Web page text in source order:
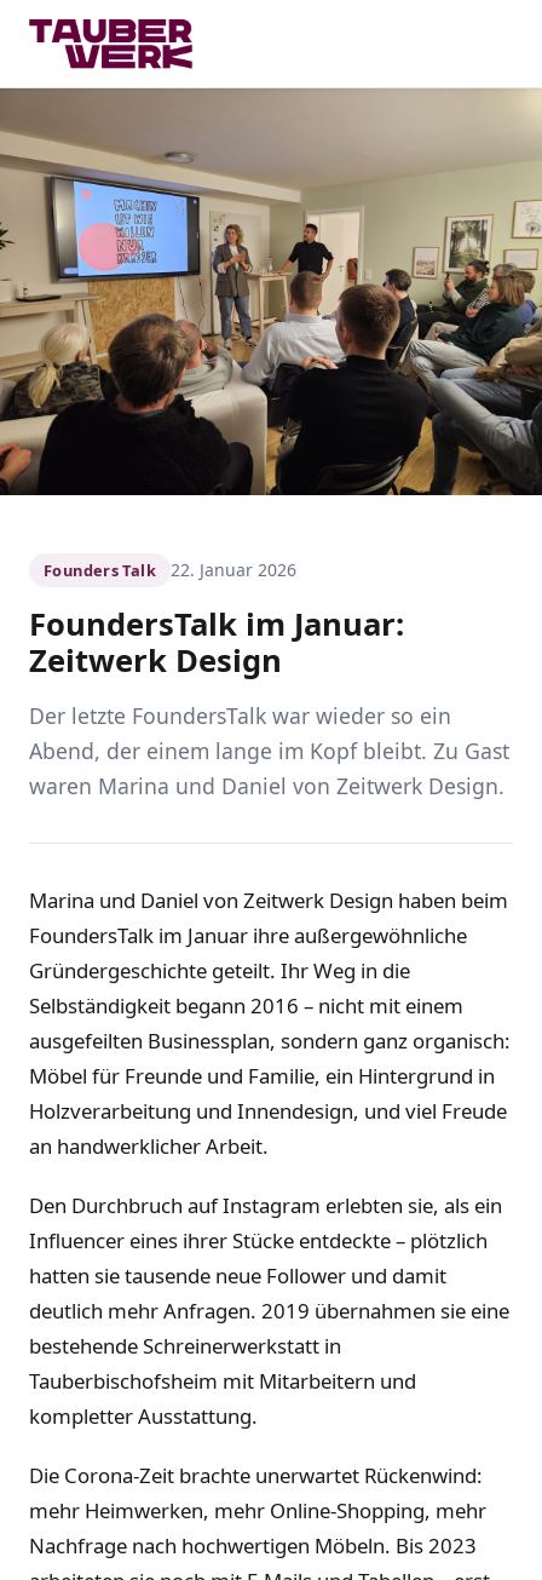
Founders Talk 22. Januar 2026
FoundersTalk im Januar:
Zeitwerk Design
Der letzte FoundersTalk war wieder so ein
Abend, der einem lange im Kopf bleibt. Zu Gast
waren Marina und Daniel von Zeitwerk Design.
Marina und Daniel von Zeitwerk Design haben beim
FoundersTalk im Januar ihre außergewöhnliche
Gründergeschichte geteilt. Ihr Weg in die
Selbständigkeit begann 2016 – nicht mit einem
ausgefeilten Businessplan, sondern ganz organisch:
Möbel für Freunde und Familie, ein Hintergrund in
Holzverarbeitung und Innendesign, und viel Freude
an handwerklicher Arbeit.
Den Durchbruch auf Instagram erlebten sie, als ein
Influencer eines ihrer Stücke entdeckte – plötzlich
hatten sie tausende neue Follower und damit
deutlich mehr Anfragen. 2019 übernahmen sie eine
bestehende Schreinerwerkstatt in
Tauberbischofsheim mit Mitarbeitern und
kompletter Ausstattung.
Die Corona-Zeit brachte unerwartet Rückenwind:
mehr Heimwerken, mehr Online-Shopping, mehr
Nachfrage nach hochwertigen Möbeln. Bis 2023